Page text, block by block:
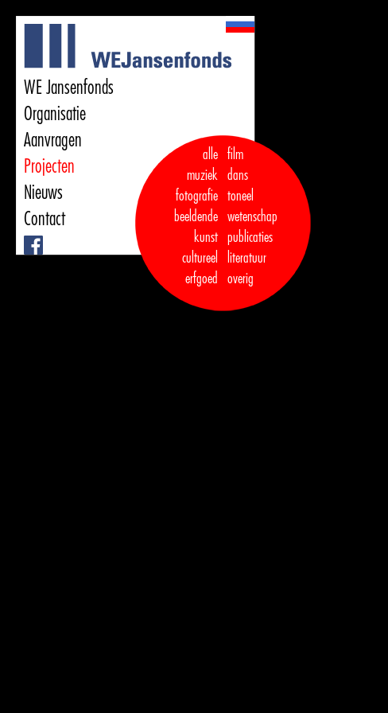
WE Jansenfonds
Organisatie
Aanvragen
Projecten
Nieuws
Contact
alle
muziek
fotografie
beeldende
kunst
cultureel
erfgoed
film
dans
toneel
wetenschap
publicaties
literatuur
overig